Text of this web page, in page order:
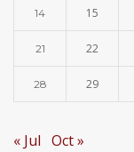
14 15
21 22
28 29
« Jul Oct »